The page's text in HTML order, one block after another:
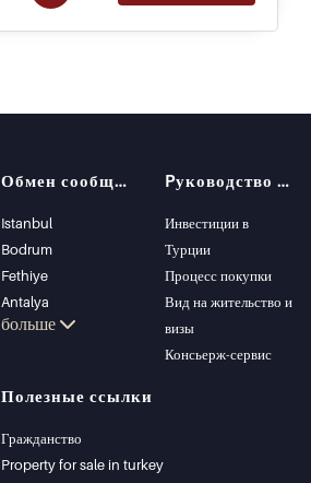
Обмен сообщениями
Istanbul
Bodrum
Fethiye
Antalya
Kalkan
Bursa
Gocek
Side
больше
Pуководство покупателя
Инвестиции в
Турции
Процесс покупки
Вид на жительство и
визы
Консьерж-сервис
Полезные ссылки
Гражданство
Property for sale in turkey